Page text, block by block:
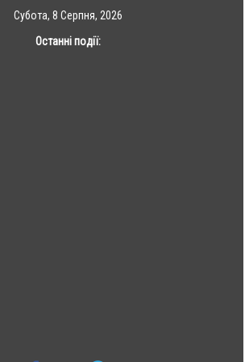
Субота, 8 Серпня, 2026
Останні події: